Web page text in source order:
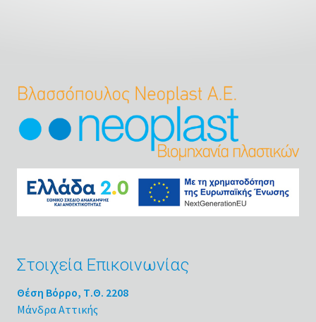
Στοιχεία Επικοινωνίας
Θέση Βόρρο, Τ.Θ. 2208
Μάνδρα Αττικής